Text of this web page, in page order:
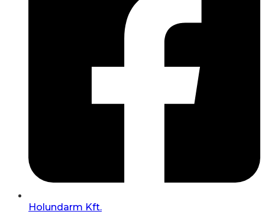
Holundarm Kft.